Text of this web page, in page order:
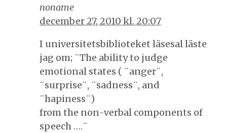
noname
december 27, 2010 kl. 20:07
I universitetsbiblioteket läsesal läste
jag om; ¨The ability to judge
emotional states ( ¨anger¨,
¨surprise¨, ¨sadness¨, and
¨hapiness¨)
from the non-verbal components of
speech ….¨